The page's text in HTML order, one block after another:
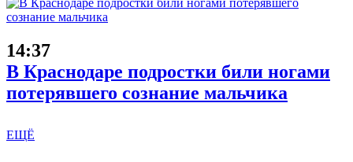
14:37
В Краснодаре подростки били ногами
потерявшего сознание мальчика
ЕЩЁ